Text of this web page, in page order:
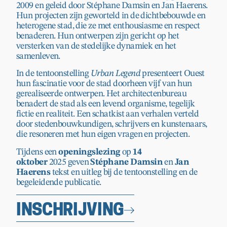
2009 en geleid door Stéphane Damsin en Jan Haerens.
Hun projecten zijn geworteld in de dichtbebouwde en
heterogene stad, die ze met enthousiasme en respect
benaderen. Hun ontwerpen zijn gericht op het
versterken van de stedelijke dynamiek en het
samenleven.
In de tentoonstelling Urban Legendpresenteert Ouest
hun fascinatie voor de stad doorheen vijf van hun
gerealiseerde ontwerpen. Het architectenbureau
benadert de stad als een levend organisme, tegelijk
fictie en realiteit. Een schatkist aan verhalen verteld
door stedenbouwkundigen, schrijvers en kunstenaars,
die resoneren met hun eigen vragen en projecten.
Tijdens eenopeningslezingop 14
oktober2025 gevenStéphane DamsinenJan
Haerenstekst en uitleg bij de tentoonstelling en de
begeleidende publicatie.
INSCHRIJVING